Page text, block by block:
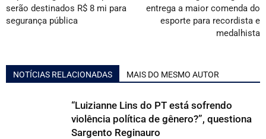
serão destinados R$ 8 mi para
segurança pública
entrega a maior comenda do
esporte para recordista e
medalhista
NOTÍCIAS RELACIONADAS MAIS DO MESMO AUTOR
“Luizianne Lins do PT está sofrendo
violência política de gênero?”, questiona
Sargento Reginauro